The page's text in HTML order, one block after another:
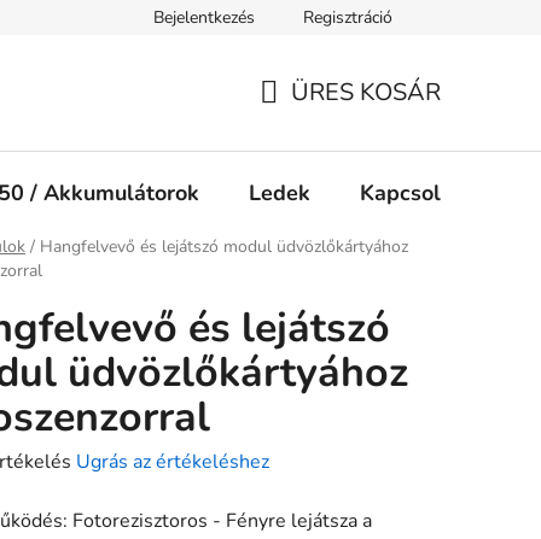
Süti tájékoztató
Bejelentkezés Regisztráció
ÜRES KOSÁR
/ Akkumulátorok Ledek Kapcsolók
/ Hangfelvevő és lejátszó modul üdvözlőkártyához
és lejátszó
üdvözlőkártyához
Ugrás az értékeléshez
Fotorezisztoros - Fényre lejátsza a